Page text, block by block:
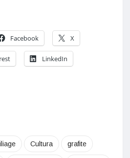
Facebook X
LinkedIn
Cultura grafite